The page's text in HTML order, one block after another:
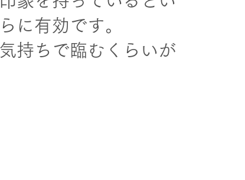
に有効です。
持ちで臨むくらいが